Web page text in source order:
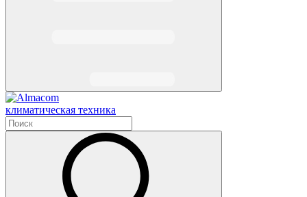
климатическая техника